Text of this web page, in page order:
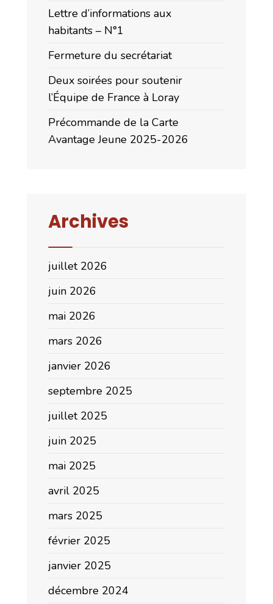
Lettre d’informations aux
habitants – N°1
Fermeture du secrétariat
Deux soirées pour soutenir
l’Équipe de France à Loray
Précommande de la Carte
Avantage Jeune 2025-2026
Archives
juillet 2026
juin 2026
mai 2026
mars 2026
janvier 2026
septembre 2025
juillet 2025
juin 2025
mai 2025
avril 2025
mars 2025
février 2025
janvier 2025
décembre 2024